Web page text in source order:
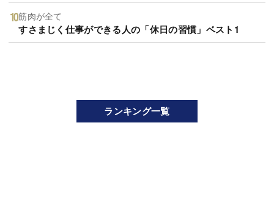
筋肉が全て
すさまじく仕事ができる人の「休日の習慣」ベスト1
ランキング一覧